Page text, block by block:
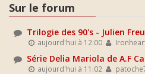
Sur le forum
Trilogie des 90's - Julien
aujourd'hui à 12:00
Série Delia Mariola de A.F
aujourd'hui à 11:02